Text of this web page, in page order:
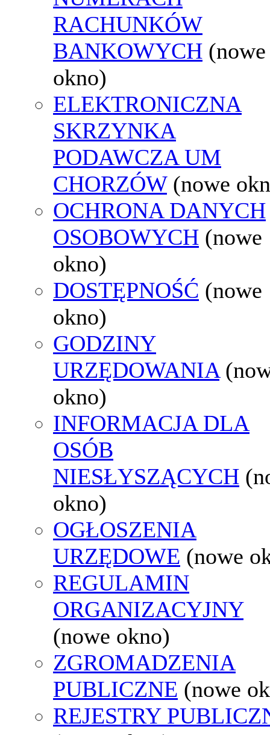
RACHUNKÓW
BANKOWYCH (nowe
okno)
ELEKTRONICZNA
SKRZYNKA
PODAWCZA UM
CHORZÓW (nowe
OCHRONA DANYCH
OSOBOWYCH (nowe
okno)
DOSTĘPNOŚĆ (nowe
okno)
GODZINY
URZĘDOWANIA
okno)
INFORMACJA DLA
OSÓB
NIESŁYSZĄCYCH
okno)
OGŁOSZENIA
URZĘDOWE (nowe
REGULAMIN
ORGANIZACYJNY
(nowe okno)
ZGROMADZENIA
PUBLICZNE (nowe
REJESTRY